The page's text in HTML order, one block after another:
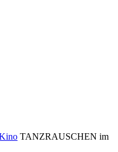
TANZRAUSCHEN im